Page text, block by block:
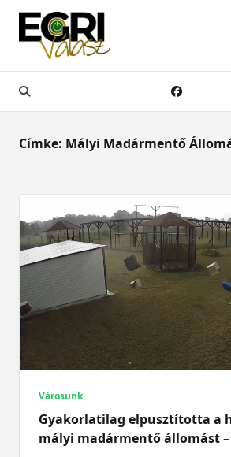
Skip
content
Címke: Mályi Madármentő
Városunk
Gyakorlatilag elpusztította a
mályi madármentő állomást –